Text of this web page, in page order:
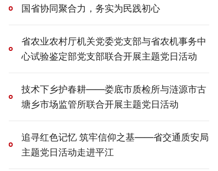
国省协同聚合力，务实为民践初心
省农业农村厅机关党委党支部与省农机事务中
心试验鉴定部党支部联合开展主题党日活动
技术下乡护春耕——娄底市质检所与涟源市古
塘乡市场监管所联合开展主题党日活动
追寻红色记忆 筑牢信仰之基——省交通质安局
主题党日活动走进平江